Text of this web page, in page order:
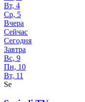
Вт, 4
Ср, 5
Вчера
Сейчас
Сегодня
Завтра
Вс, 9
Пн, 10
Вт, 11
Se